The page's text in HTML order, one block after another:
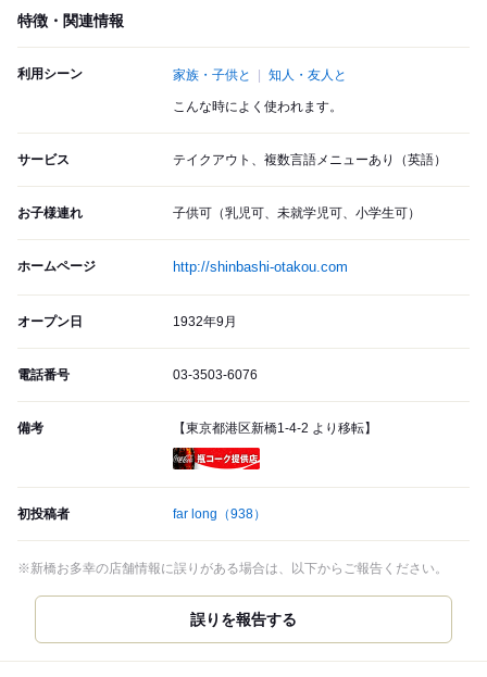
特徴・関連情報
利用シーン 家族・子供と 知人・友人と
こんな時によく使われます。
サービス テイクアウト、複数言語メニューあり（英語）
お子様連れ 子供可（乳児可、未就学児可、小学生可）
ホームページ http://shinbashi-otakou.com
オープン日 1932年9月
電話番号 03-3503-6076
備考
【東京都港区新橋1-4-2 より移転】
初投稿者 far long （938）
※新橋お多幸の店舗情報に誤りがある場合は、以下からご報告ください。
誤りを報告する